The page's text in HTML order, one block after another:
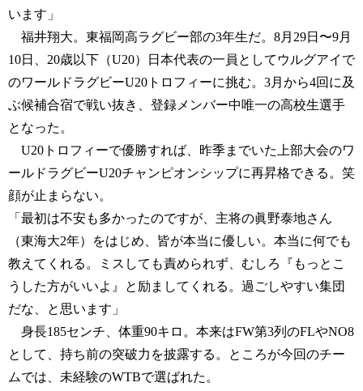
います」
福井翔大。東福岡高ラグビー部の3年生だ。8月29日〜9月
10日、20歳以下（U20）日本代表の一員としてウルグアイで
のワールドラグビーU20トロフィーに挑む。3月から4回に及
ぶ候補合宿で戦い抜き、登録メンバー中唯一の高校生選手
となった。
U20トロフィーで優勝すれば、昨季までいた上部大会のワ
ールドラグビーU20チャンピオンシップに再昇格できる。笑
顔が止まらない。
「最初は不安も多かったのですが、主将の眞野泰地さん
（東海大2年）をはじめ、皆が本当に優しい。本当に何でも
教えてくれる。ミスしても責められず、むしろ『もっとこ
うした方がいいよ』と励ましてくれる。過ごしやすい集団
だな、と思います」
身長185センチ、体重90キロ。本来はFW第3列のFLやNO8
として、持ち前の突破力を披露する。ところが今回のチー
ムでは、未経験のWTBで選ばれた。